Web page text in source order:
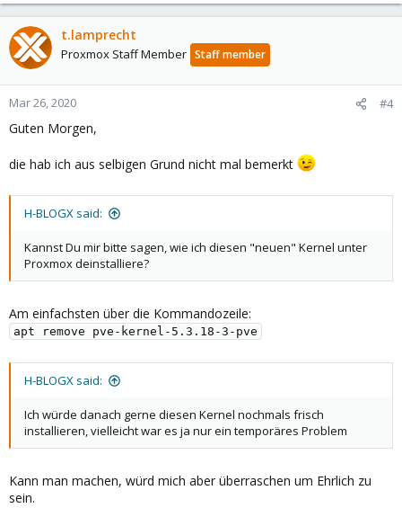
t.lamprecht
Proxmox Staff Member Staff member
Mar 26, 2020 #4
Guten Morgen,
die hab ich aus selbigen Grund nicht mal bemerkt
H-BLOGX said:
Kannst Du mir bitte sagen, wie ich diesen "neuen" Kernel unter
Proxmox deinstalliere?
Am einfachsten über die Kommandozeile:
apt remove pve-kernel-5.3.18-3-pve
H-BLOGX said:
Ich würde danach gerne diesen Kernel nochmals frisch
installieren, vielleicht war es ja nur ein temporäres Problem
Kann man machen, würd mich aber überraschen um Ehrlich zu
sein.